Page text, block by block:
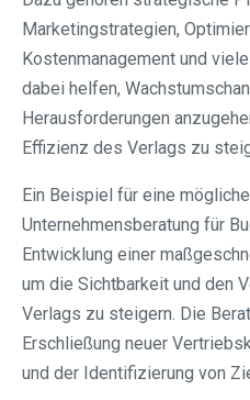
Marketingstrategien,
Kostenmanagement und
dabei helfen,
Herausforderungen
Effizienz des Verlags zu
Ein Beispiel für eine
Unternehmensberatung für
Entwicklung einer
um die Sichtbarkeit und den
Verlags zu steigern. Die
Erschließung neuer
und der Identifizierung von